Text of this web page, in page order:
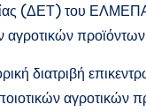
(ΔΕΤ) του
αγροτικών
διατριβή
αγροτικών